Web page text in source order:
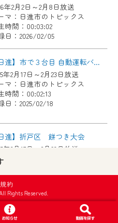
年2月2日～2月8日放送
マ：日進市のトピックス
時間：00:03:02
日：2026/02/05
【日進】市で３台目 自動運転バス実証実験出発式
年2月17日～2月23日放送
マ：日進市のトピックス
時間：00:02:13
日：2025/02/18
日進】折戸区 餅つき大会
年2月17日～2月23日放送
マ：日進市のトピックス
時間：00:03:03
日：2025/02/18
進】米野木奉賛会 どんど焼き
年2月17日～2月23日放送
約
Rights Reserved.
はご加入者様へのサー
利用いただくには、
、
入と『CCNetマイ
ンが必要となりま
TVを含むCCNetの
頂くためのIDです。
いるメールアドレス